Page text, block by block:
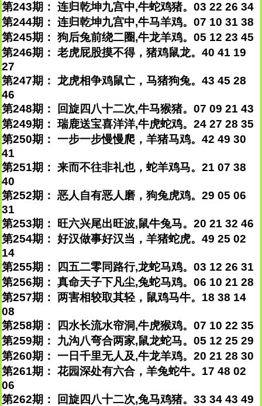
第243期： 连归乾坤九宫中,牛蛇鸡猪。03 22 26 34
第244期： 连归乾坤九宫中,牛马羊鸡。07 10 31 38
第245期： 狗后兔前绕二圈,牛龙羊鸡。05 12 23 45
第246期： 老虎屁股摸不得，猪鸡鼠龙。40 41 19
27
第247期： 龙虎相争鸡鼠亡，马猪狗兔。43 45 28
46
第248期： 回旋四八十二次,牛马猴猪。07 09 21 43
第249期： 瑞鹿送宝喜洋洋,牛虎蛇鸡。24 27 28 35
第250期： 一步一步慢慢爬，羊猪马鸡。42 49 30
41
第251期： 来而不往非礼也，蛇羊鸡马。21 07 38
40
第252期： 恶人自有恶人磨，狗兔虎鸡。29 05 06
31
第253期： 旺六兴尾出旺波,鼠牛兔马。20 21 32 46
第254期： 好汉做事好汉当，羊猪蛇虎。49 25 02
14
第255期： 四五二零同路行,龙蛇马鸡。03 12 26 31
第256期： 真命天子下凡尘,兔蛇马鸡。06 10 21 28
第257期： 两害相较取其轻，鼠鸡马牛。18 38 14
08
第258期： 四水长流水帘洞,牛虎猴鸡。07 10 22 35
第259期： 九沟八弯合两家,鼠龙蛇马。05 12 25 29
第260期： 一日千里无人及,牛龙羊鸡。20 21 28 30
第261期： 花园深处有六合，羊兔蛇牛。17 48 02
06
第262期： 回旋四八十二次,兔马鸡猪。33 34 43 49